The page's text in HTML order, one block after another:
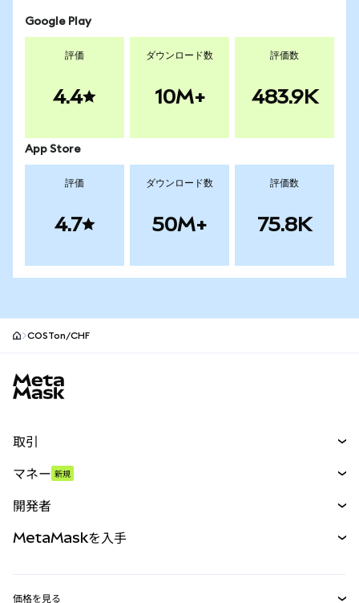
Google Play
評価
4.4
ダウンロード数
10M+
評価数
483.9K
App Store
評価
4.7
ダウンロード数
50M+
評価数
75.8K
COSTon/CHF
取引
パーペチュアル
RWA
マネー 新規
開発者
MetaMaskを入手
価格を見る